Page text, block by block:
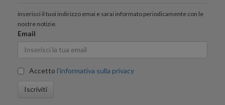
inserisci il tuoi indirizzo emai e sarai informato periodicamente con le
nostre notizie.
Email
Accetto l'informativa sulla privacy
Iscriviti